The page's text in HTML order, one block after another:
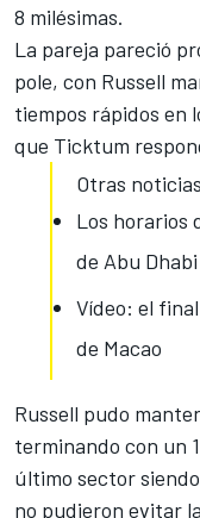
8 milésimas.
La pareja pareció
pole, con Russell
tiempos rápidos en
que Ticktum
Otras
Los horarios
de Abu Dhabi
Vídeo: el
de Macao
Russell pudo
terminando con un
último sector
no pudieron evitar